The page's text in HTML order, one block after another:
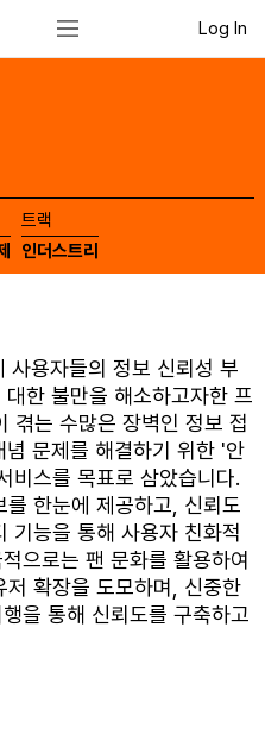
Log In
​트랙
인더스트리
용자들의 정보 신뢰성 부
한 불만을 해소하고자한 프
겪는 수많은 장벽인 정보 접
문제를 해결하기 위한 '안
비스를 목표로 삼았습니다.
한눈에 제공하고, 신뢰도
기능을 통해 사용자 친화적
으로는 팬 문화를 활용하여
확장을 도모하며, 신중한
을 통해 신뢰도를 구축하고